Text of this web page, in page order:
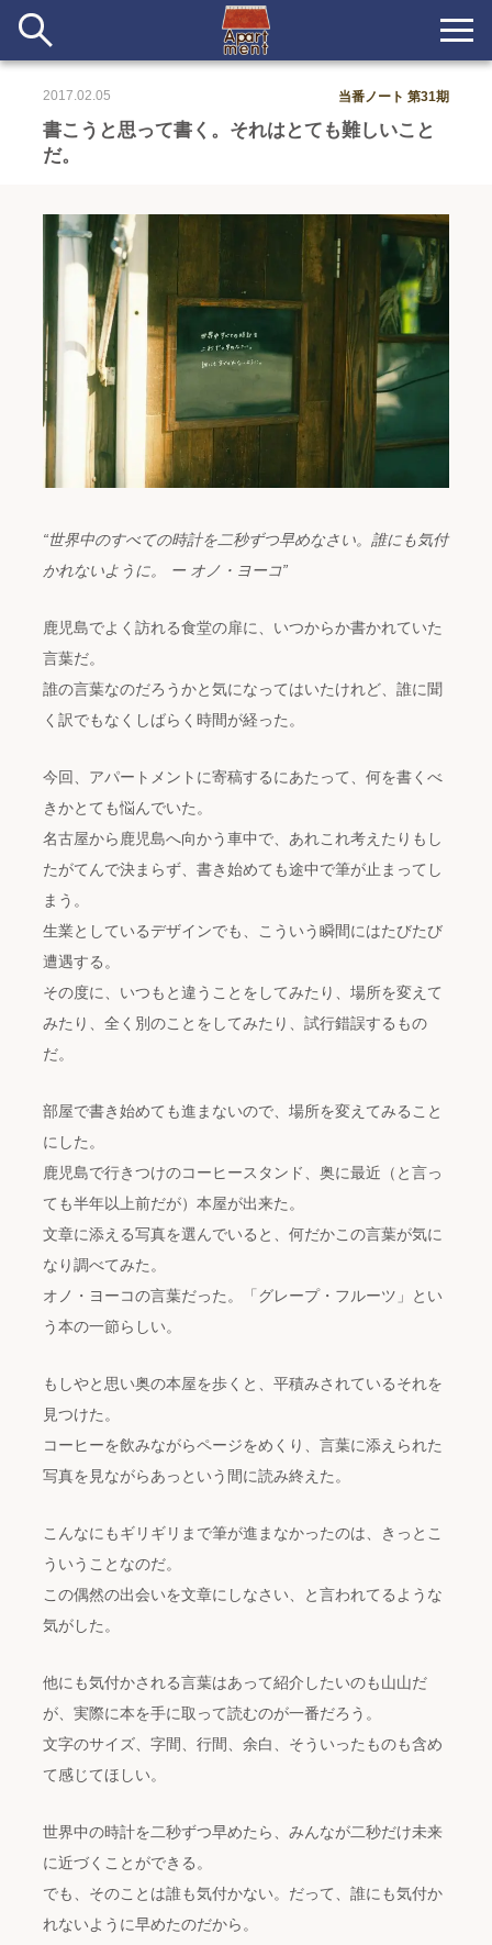
#アイデア #イベント #インド #エッセイ #ボツ
#マルシェ
#旅
#日記 #暮らし #考え事 #音楽
イベント&ショップ
長期滞在者&more
アパートメントについて
寄付について
新着
配信
書こうと思って書く。それはとても難しいこと
だ。
2017.02.05 当番ノート 第31期
“世界中のすべての時計を二秒ずつ早めなさい。誰にも気付
かれないように。 ー オノ・ヨーコ”
鹿児島でよく訪れる食堂の扉に、いつからか書かれていた
言葉だ。
誰の言葉なのだろうかと気になってはいたけれど、誰に聞
く訳でもなくしばらく時間が経った。
今回、アパートメントに寄稿するにあたって、何を書くべ
きかとても悩んでいた。
名古屋から鹿児島へ向かう車中で、あれこれ考えたりもし
たがてんで決まらず、書き始めても途中で筆が止まってし
まう。
生業としているデザインでも、こういう瞬間にはたびたび
遭遇する。
その度に、いつもと違うことをしてみたり、場所を変えて
みたり、全く別のことをしてみたり、試行錯誤するもの
だ。
部屋で書き始めても進まないので、場所を変えてみること
にした。
鹿児島で行きつけのコーヒースタンド、奥に最近（と言っ
ても半年以上前だが）本屋が出来た。
文章に添える写真を選んでいると、何だかこの言葉が気に
なり調べてみた。
オノ・ヨーコの言葉だった。「グレープ・フルーツ」とい
う本の一節らしい。
もしやと思い奥の本屋を歩くと、平積みされているそれを
見つけた。
コーヒーを飲みながらページをめくり、言葉に添えられた
写真を見ながらあっという間に読み終えた。
こんなにもギリギリまで筆が進まなかったのは、きっとこ
ういうことなのだ。
この偶然の出会いを文章にしなさい、と言われてるような
気がした。
他にも気付かされる言葉はあって紹介したいのも山山だ
が、実際に本を手に取って読むのが一番だろう。
文字のサイズ、字間、行間、余白、そういったものも含め
て感じてほしい。
世界中の時計を二秒ずつ早めたら、みんなが二秒だけ未来
に近づくことができる。
でも、そのことは誰も気付かない。だって、誰にも気付か
れないように早めたのだから。